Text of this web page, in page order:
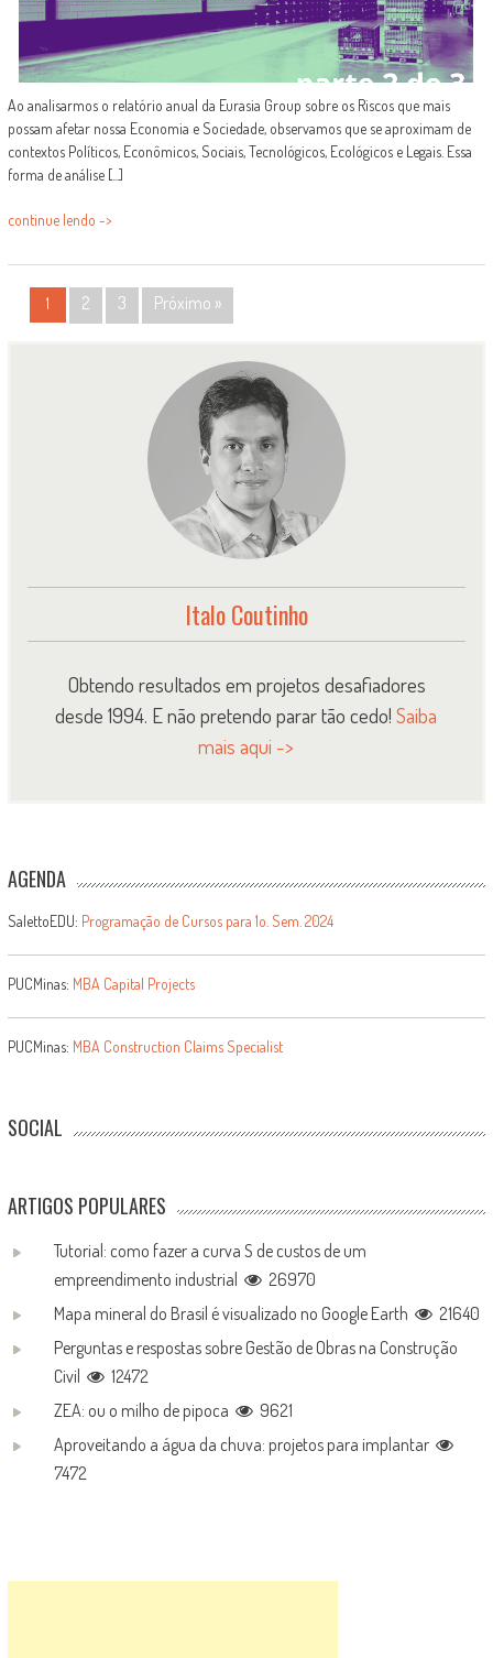
Ao analisarmos o relatório anual da Eurasia Group sobre os Riscos que mais
possam afetar nossa Economia e Sociedade, observamos que se aproximam de
contextos Políticos, Econômicos, Sociais, Tecnológicos, Ecológicos e Legais. Essa
forma de análise [...]
continue lendo ->
POSTS
NAVIGATION
1 2 3 Próximo »
Italo Coutinho
Obtendo resultados em projetos desafiadores
desde 1994. E não pretendo parar tão cedo!Saiba
mais aqui ->
AGENDA
SalettoEDU: Programação de Cursos para 1o. Sem. 2024
PUCMinas: MBA Capital Projects
PUCMinas: MBA Construction Claims Specialist
SOCIAL
ARTIGOS POPULARES
Tutorial: como fazer a curva S de custos de um
empreendimento industrial
26970
Mapa mineral do Brasil é visualizado no Google Earth
21640
Perguntas e respostas sobre Gestão de Obras na Construção
Civil
12472
ZEA: ou o milho de pipoca
9621
Aproveitando a água da chuva: projetos para implantar
7472